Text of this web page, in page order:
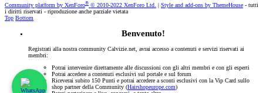
Community platform by XenForo® © 2010-2022 XenForo Ltd. Style and add-ons by ThemeHouse - tutti
i diritti riservati - riproduzione anche parziale vietata
Top Bottom
Benvenuto!
Registrati alla nostra community Calvizie.net, avrai accesso a contenuti e servizi riservati ai
membri:
Potrai intervenire direttamente alle discussioni con gli altri membri e con gli esperti
Potrai accedere a contenuti esclusivi sul portale e sul forum
Riceverai subito 150 Punti e potrai accedere a sconti esclusivi con la Vip Card sullo
shop partner della Community (Hairshopeurope.com)